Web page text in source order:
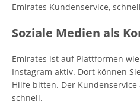
Emirates Kundenservice,
Soziale Medien als
Emirates ist auf Plattformen
Instagram aktiv. Dort können
Hilfe bitten. Der
schnell.